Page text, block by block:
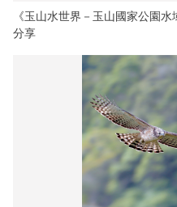
《玉山水世界－玉山國家公園
分享